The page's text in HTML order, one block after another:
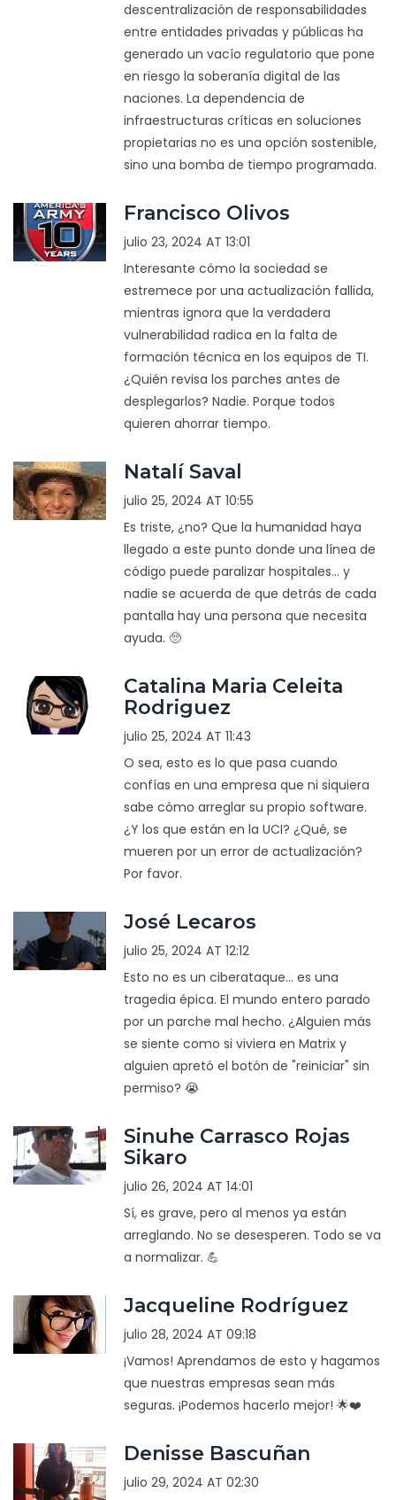
descentralización de responsabilidades
entre entidades privadas y públicas ha
generado un vacío regulatorio que pone
en riesgo la soberanía digital de las
naciones. La dependencia de
infraestructuras críticas en soluciones
propietarias no es una opción sostenible,
sino una bomba de tiempo programada.
Francisco Olivos
julio 23, 2024 AT 13:01
Interesante cómo la sociedad se
estremece por una actualización fallida,
mientras ignora que la verdadera
vulnerabilidad radica en la falta de
formación técnica en los equipos de TI.
¿Quién revisa los parches antes de
desplegarlos? Nadie. Porque todos
quieren ahorrar tiempo.
Natalí Saval
julio 25, 2024 AT 10:55
Es triste, ¿no? Que la humanidad haya
llegado a este punto donde una línea de
código puede paralizar hospitales... y
nadie se acuerda de que detrás de cada
pantalla hay una persona que necesita
ayuda. 🥺
Catalina Maria Celeita
Rodriguez
julio 25, 2024 AT 11:43
O sea, esto es lo que pasa cuando
confías en una empresa que ni siquiera
sabe cómo arreglar su propio software.
¿Y los que están en la UCI? ¿Qué, se
mueren por un error de actualización?
Por favor.
José Lecaros
julio 25, 2024 AT 12:12
Esto no es un ciberataque... es una
tragedia épica. El mundo entero parado
por un parche mal hecho. ¿Alguien más
se siente como si viviera en Matrix y
alguien apretó el botón de "reiniciar" sin
permiso? 😭
Sinuhe Carrasco Rojas
Sikaro
julio 26, 2024 AT 14:01
Sí, es grave, pero al menos ya están
arreglando. No se desesperen. Todo se va
a normalizar. 💪
Jacqueline Rodríguez
julio 28, 2024 AT 09:18
¡Vamos! Aprendamos de esto y hagamos
que nuestras empresas sean más
seguras. ¡Podemos hacerlo mejor! 🌟❤️
Denisse Bascuñan
julio 29, 2024 AT 02:30